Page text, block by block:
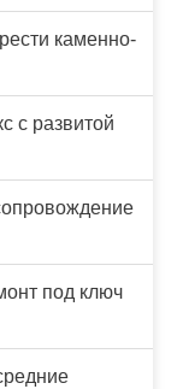
каменно-
с развитой
под ключ